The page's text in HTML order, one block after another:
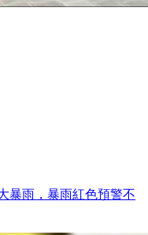
暴雨，暴雨紅色預警不